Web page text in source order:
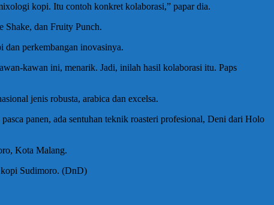
kopi. Itu contoh konkret kolaborasi,” papar dia.
Shake, dan Fruity Punch.
dan perkembangan inovasinya.
kawan ini, menarik. Jadi, inilah hasil kolaborasi itu. Paps
jenis robusta, arabica dan excelsa.
panen, ada sentuhan teknik roasteri profesional, Deni dari Holo
Kota Malang.
kopi Sudimoro. (DnD)